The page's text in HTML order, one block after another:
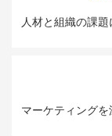
人材と組織の課
マーケティング